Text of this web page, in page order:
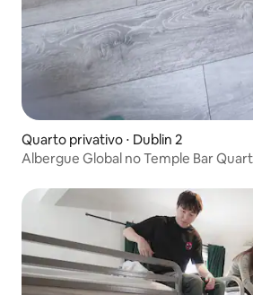
Quarto privativo ⋅ Dublin 2
Albergue Global no Temple Bar